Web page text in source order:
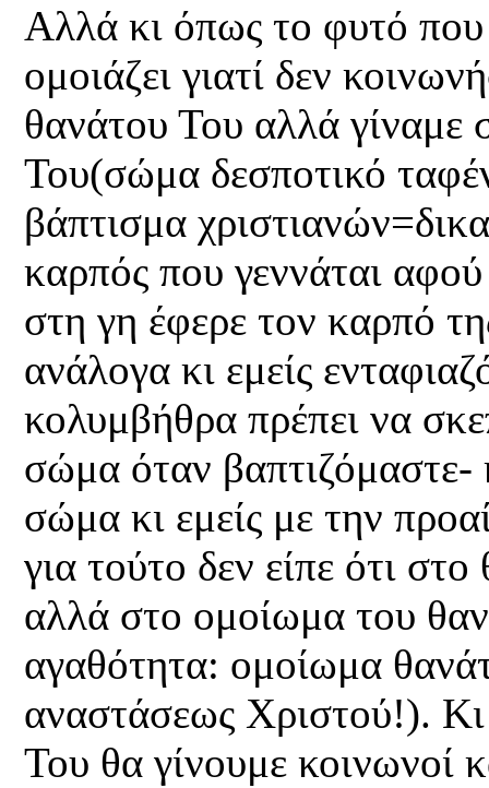
Αλλά κι όπως το φυτό που
ομοιάζει γιατί δεν
θανάτου Του αλλά γίναμε
Του(σώμα δεσποτικό
βάπτισμα
καρπός που γεννάται
στη γη έφερε τον καρπό
ανάλογα κι εμείς
κολυμβήθρα πρέπει να
σώμα όταν βαπτιζόμαστε-
σώμα κι εμείς με την
για τούτο δεν είπε ότι
αλλά στο ομοίωμα του
αγαθότητα: ομοίωμα
αναστάσεως Χριστού!).
Του θα γίνουμε κοινωνοί